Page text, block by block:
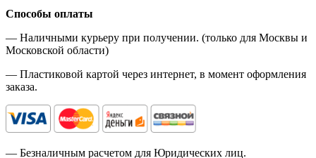
Способы оплаты
— Наличными курьеру при получении. (только для Москвы и
Московской области)
— Пластиковой картой через интернет, в момент оформления
заказа.
— Безналичным расчетом для Юридических лиц.